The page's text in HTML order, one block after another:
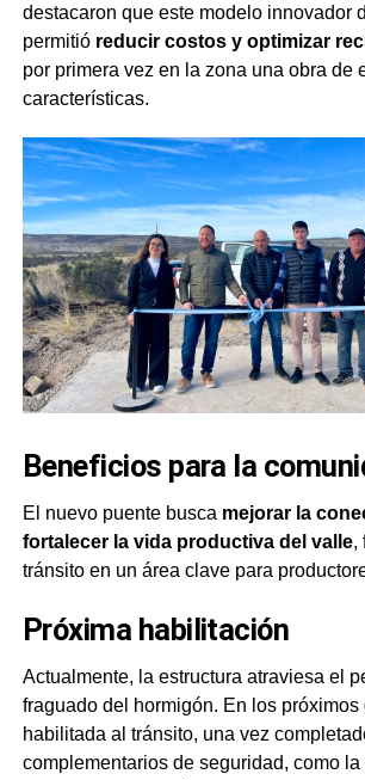
destacaron que este modelo innovador
permitió reducir costos y optimizar
por primera vez en la zona una obra de
características.
Beneficios para la
El nuevo puente busca mejorar la
fortalecer la vida productiva del valle,
tránsito en un área clave para
Próxima habilitación
Actualmente, la estructura atraviesa el
fraguado del hormigón. En los próximos
habilitada al tránsito, una vez
complementarios de seguridad, como